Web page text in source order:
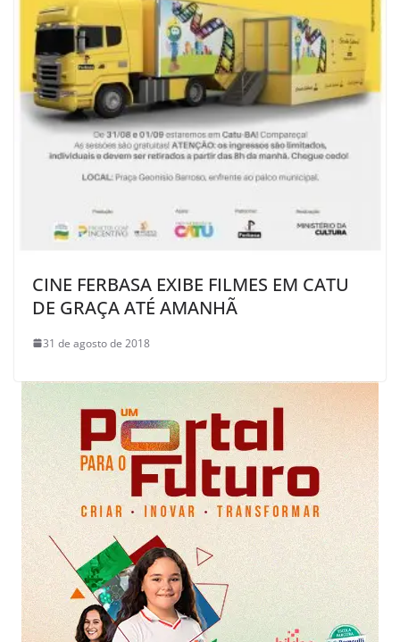
CINE FERBASA EXIBE FILMES EM CATU
DE GRAÇA ATÉ AMANHÃ
31 de agosto de 2018